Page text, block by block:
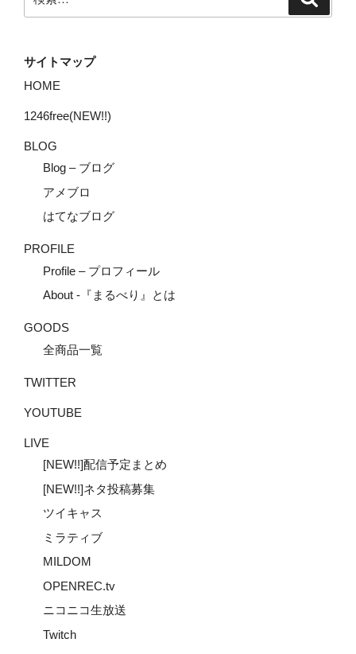
索:
サイトマップ
HOME
1246free(NEW!!)
BLOG
Blog – ブログ
アメブロ
はてなブログ
PROFILE
Profile – プロフィール
About -『まるべり』とは
GOODS
全商品一覧
TWITTER
YOUTUBE
LIVE
[NEW!!]配信予定まとめ
[NEW!!]ネタ投稿募集
ツイキャス
ミラティブ
MILDOM
OPENREC.tv
ニコニコ生放送
Twitch